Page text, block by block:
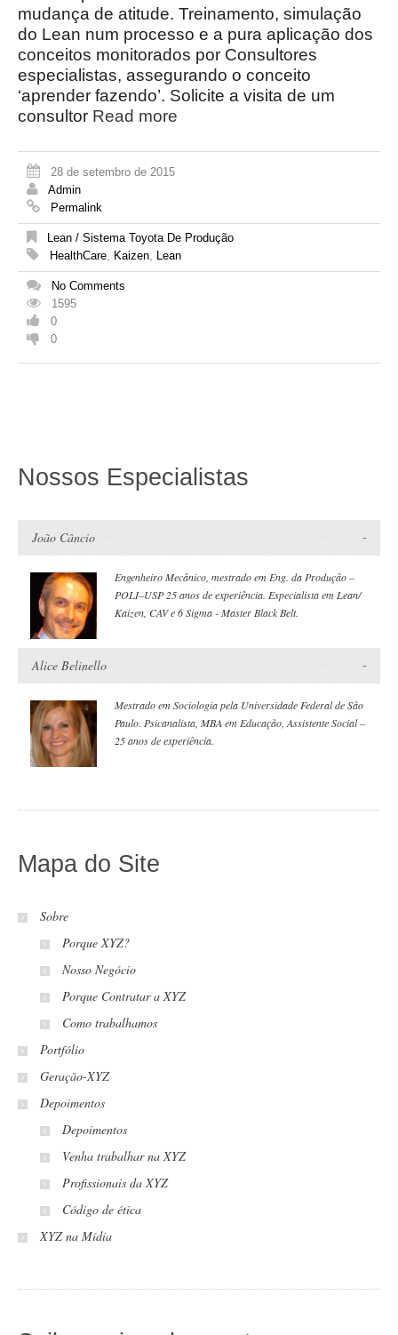
mudança de atitude. Treinamento, simulação
do Lean num processo e a pura aplicação dos
conceitos monitorados por Consultores
especialistas, assegurando o conceito
‘aprender fazendo’. Solicite a visita de um
consultor Read more
28 de setembro de 2015
Admin
Permalink
Lean / Sistema Toyota De Produção
HealthCare, Kaizen, Lean
No Comments
1595
0
0
Nossos Especialistas
João Câncio
Engenheiro Mecânico, mestrado em Eng. da Produção –
POLI–USP 25 anos de experiência. Especialista em Lean/
Kaizen, CAV e 6 Sigma - Master Black Belt.
Alice Belinello
Mestrado em Sociologia pela Universidade Federal de São
Paulo. Psicanalista, MBA em Educação, Assistente Social –
25 anos de experiência.
Mapa do Site
Sobre
Porque XYZ?
Nosso Negócio
Porque Contratar a XYZ
Como trabalhamos
Portfólio
Geração-XYZ
Depoimentos
Depoimentos
Venha trabalhar na XYZ
Profissionais da XYZ
Código de ética
XYZ na Mídia